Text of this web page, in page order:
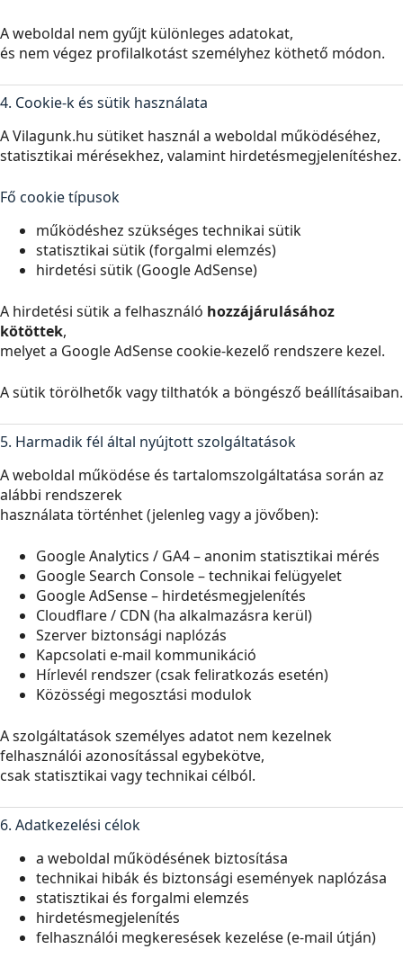
A weboldal nem gyűjt különleges adatokat,
és nem végez profilalkotást személyhez köthető módon.
4. Cookie-k és sütik használata
A Vilagunk.hu sütiket használ a weboldal működéséhez,
statisztikai mérésekhez, valamint hirdetésmegjelenítéshez.
Fő cookie típusok
működéshez szükséges technikai sütik
statisztikai sütik (forgalmi elemzés)
hirdetési sütik (Google AdSense)
A hirdetési sütik a felhasználó hozzájárulásához
kötöttek,
melyet a Google AdSense cookie-kezelő rendszere kezel.
A sütik törölhetők vagy tilthatók a böngésző beállításaiban.
5. Harmadik fél által nyújtott szolgáltatások
A weboldal működése és tartalomszolgáltatása során az
alábbi rendszerek
használata történhet (jelenleg vagy a jövőben):
Google Analytics / GA4 – anonim statisztikai mérés
Google Search Console – technikai felügyelet
Google AdSense – hirdetésmegjelenítés
Cloudflare / CDN (ha alkalmazásra kerül)
Szerver biztonsági naplózás
Kapcsolati e-mail kommunikáció
Hírlevél rendszer (csak feliratkozás esetén)
Közösségi megosztási modulok
A szolgáltatások személyes adatot nem kezelnek
felhasználói azonosítással egybekötve,
csak statisztikai vagy technikai célból.
6. Adatkezelési célok
a weboldal működésének biztosítása
technikai hibák és biztonsági események naplózása
statisztikai és forgalmi elemzés
hirdetésmegjelenítés
felhasználói megkeresések kezelése (e-mail útján)